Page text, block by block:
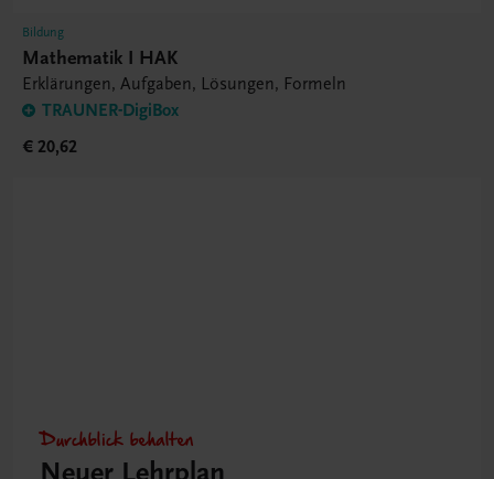
Bildung
Mathematik I HAK
Erklärungen, Aufgaben, Lösungen, Formeln
TRAUNER-DigiBox
€ 20,62
Durchblick behalten